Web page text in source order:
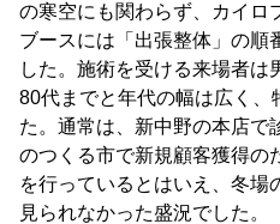
の寒空にも関わらず、カイロ
ブースには「出張整体」の順
した。施術を受ける来場者は
80代までと年代の幅は広く、
た。通常は、新中野の本店で
のつくる市で新規顧客獲得の
を行っているとはいえ、冬場
見られなかった盛況でした。